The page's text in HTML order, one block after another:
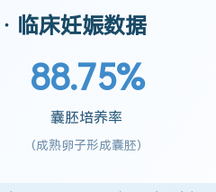
临床妊娠数据
88.75%
囊胚培养率
(成熟卵子形成囊胚)